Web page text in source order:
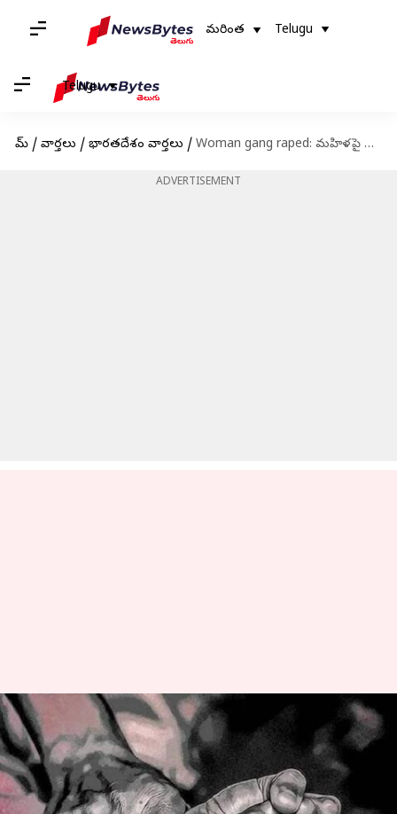
మరింత Telugu
Telugu
హోమ్ / వార్తలు / భారతదేశం వార్తలు / Woman gang raped: మహిళపై సామూహిక అత్యాచారం.. బ్లాక్ మెయిల్, ముగ్గురు అరెస్ట్
ADVERTISEMENT
Woman gang raped: మహిళపై
సామూహిక అత్యాచారం.. బ్లాక్
మెయిల్, ముగ్గురు అరెస్ట్
వ్రాసిన వారు Sirish Praharaju Jan 02, 2024 08:38 am